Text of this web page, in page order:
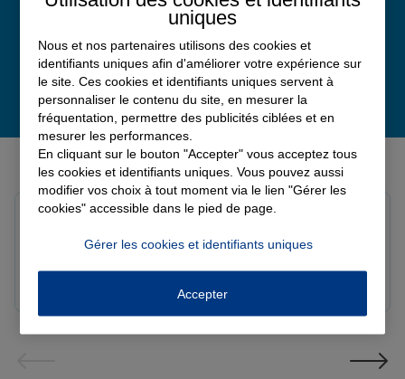
Derniers avis de nos agences Allianz
Le 08/08/2026 - Agence PAVILLY
Bon suivi de mon sinistre, merci
Louis M.
uniques
Nous et nos partenaires utilisons des cookies et
identifiants uniques afin d'améliorer votre expérience sur
le site. Ces cookies et identifiants uniques servent à
personnaliser le contenu du site, en mesurer la
fréquentation, permettre des publicités ciblées et en
mesurer les performances.
En cliquant sur le bouton "Accepter" vous acceptez tous
les cookies et identifiants uniques. Vous pouvez aussi
modifier vos choix à tout moment via le lien "Gérer les
cookies" accessible dans le pied de page.
Gérer les cookies et identifiants uniques
Accepter